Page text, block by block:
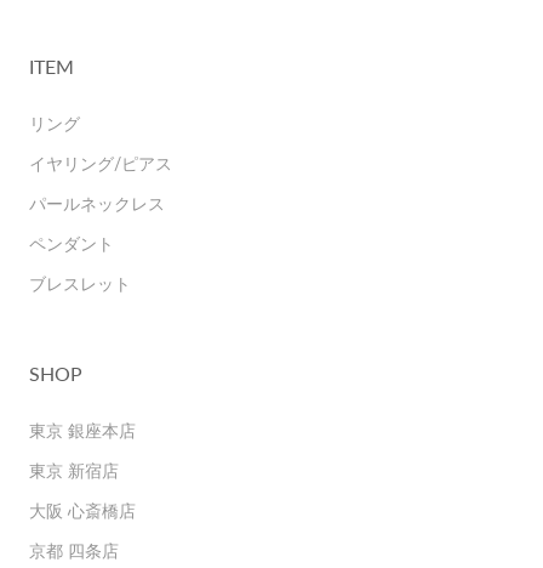
ITEM
リング
イヤリング/ピアス
パールネックレス
ペンダント
ブレスレット
SHOP
東京 銀座本店
東京 新宿店
大阪 心斎橋店
京都 四条店